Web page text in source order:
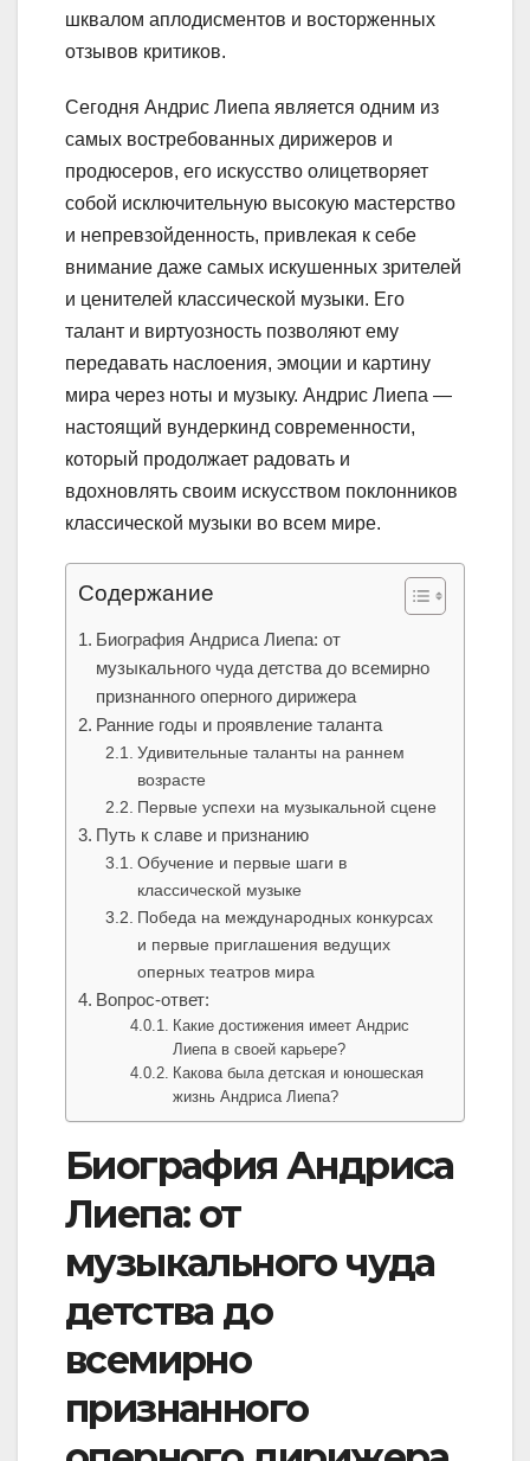
шквалом аплодисментов и восторженных
отзывов критиков.
Сегодня Андрис Лиепа является одним из
самых востребованных дирижеров и
продюсеров, его искусство олицетворяет
собой исключительную высокую мастерство
и непревзойденность, привлекая к себе
внимание даже самых искушенных зрителей
и ценителей классической музыки. Его
талант и виртуозность позволяют ему
передавать наслоения, эмоции и картину
мира через ноты и музыку. Андрис Лиепа —
настоящий вундеркинд современности,
который продолжает радовать и
вдохновлять своим искусством поклонников
классической музыки во всем мире.
Содержание
Биография Андриса Лиепа: от
музыкального чуда детства до всемирно
признанного оперного дирижера
Ранние годы и проявление таланта
Удивительные таланты на раннем
возрасте
Первые успехи на музыкальной сцене
Путь к славе и признанию
Обучение и первые шаги в
классической музыке
Победа на международных конкурсах
и первые приглашения ведущих
оперных театров мира
Вопрос-ответ:
Какие достижения имеет Андрис
Лиепа в своей карьере?
Какова была детская и юношеская
жизнь Андриса Лиепа?
Биография Андриса
Лиепа: от
музыкального чуда
детства до
всемирно
признанного